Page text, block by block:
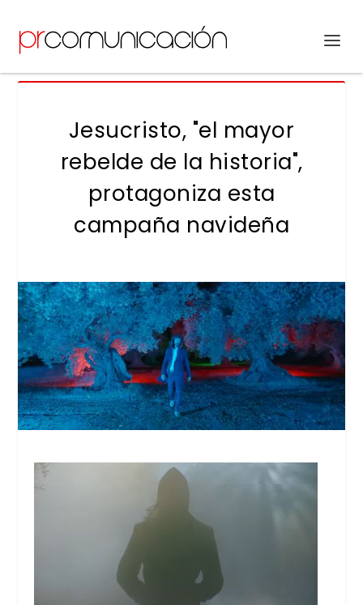
Jesucristo, "el mayor
rebelde de la historia",
protagoniza esta
campaña navideña